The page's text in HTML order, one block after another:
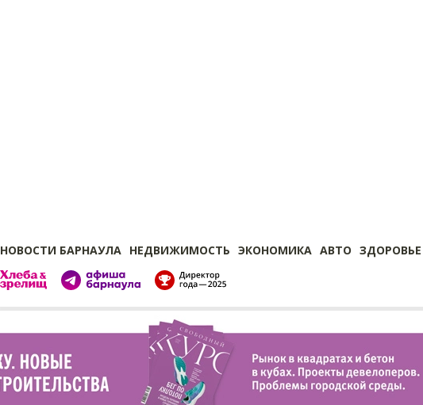
НОВОСТИ БАРНАУЛА НЕДВИЖИМОСТЬ ЭКОНОМИКА АВТО ЗДОРОВЬЕ